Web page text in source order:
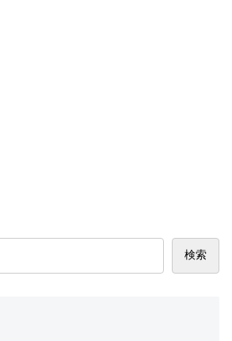
検索